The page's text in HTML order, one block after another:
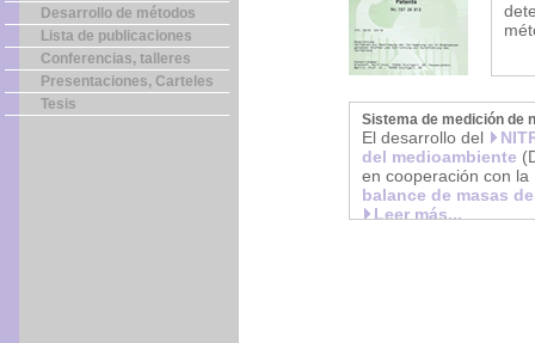
Desarrollo de métodos
Lista de publicaciones
Conferencias, talleres
Presentaciones, Carteles
Tesis
Sistema de medición de
El desarrollo del
del medioambiente
en cooperación con
balance de masas
Leer más...